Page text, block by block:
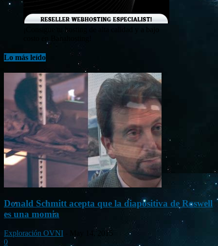
¡Consigue tu hosting de alta calidad y a bajo
Lo más leído
Donald Schmitt acepta que la diapositiva de Roswell
es una momia
Exploración OVNI
May 14, 2015
0